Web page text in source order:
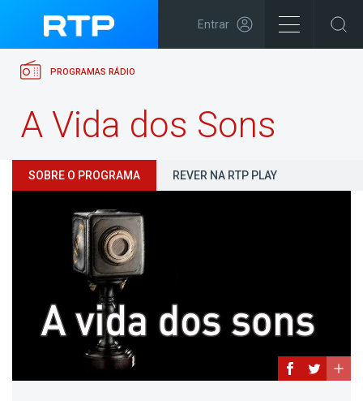
Entrar
PROGRAMAS RÁDIO
A Vida dos Sons
SOBRE O PROGRAMA REVER NA RTP PLAY